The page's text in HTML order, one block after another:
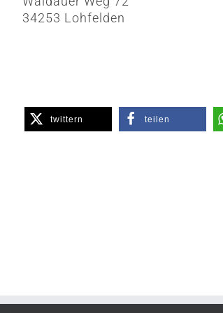
34253 Lohfelden
twittern teilen